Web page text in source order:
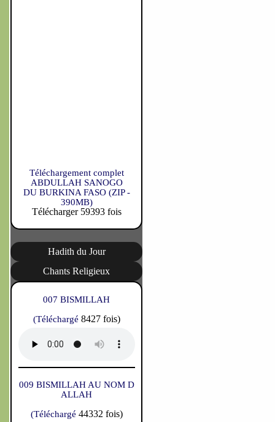
Téléchargement complet
ABDULLAH SANOGO
DU BURKINA FASO (ZIP -
390MB)
Télécharger 59393 fois
Hadith du Jour
Chants Religieux
007 BISMILLAH
(Téléchargé 8427 fois)
009 BISMILLAH AU NOM D
ALLAH
(Téléchargé 44332 fois)